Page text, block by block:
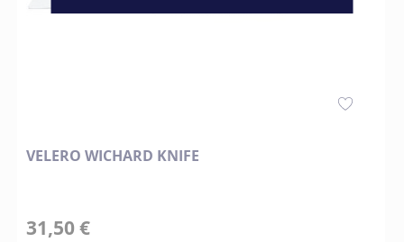
VELERO WICHARD KNIFE
31,50 €